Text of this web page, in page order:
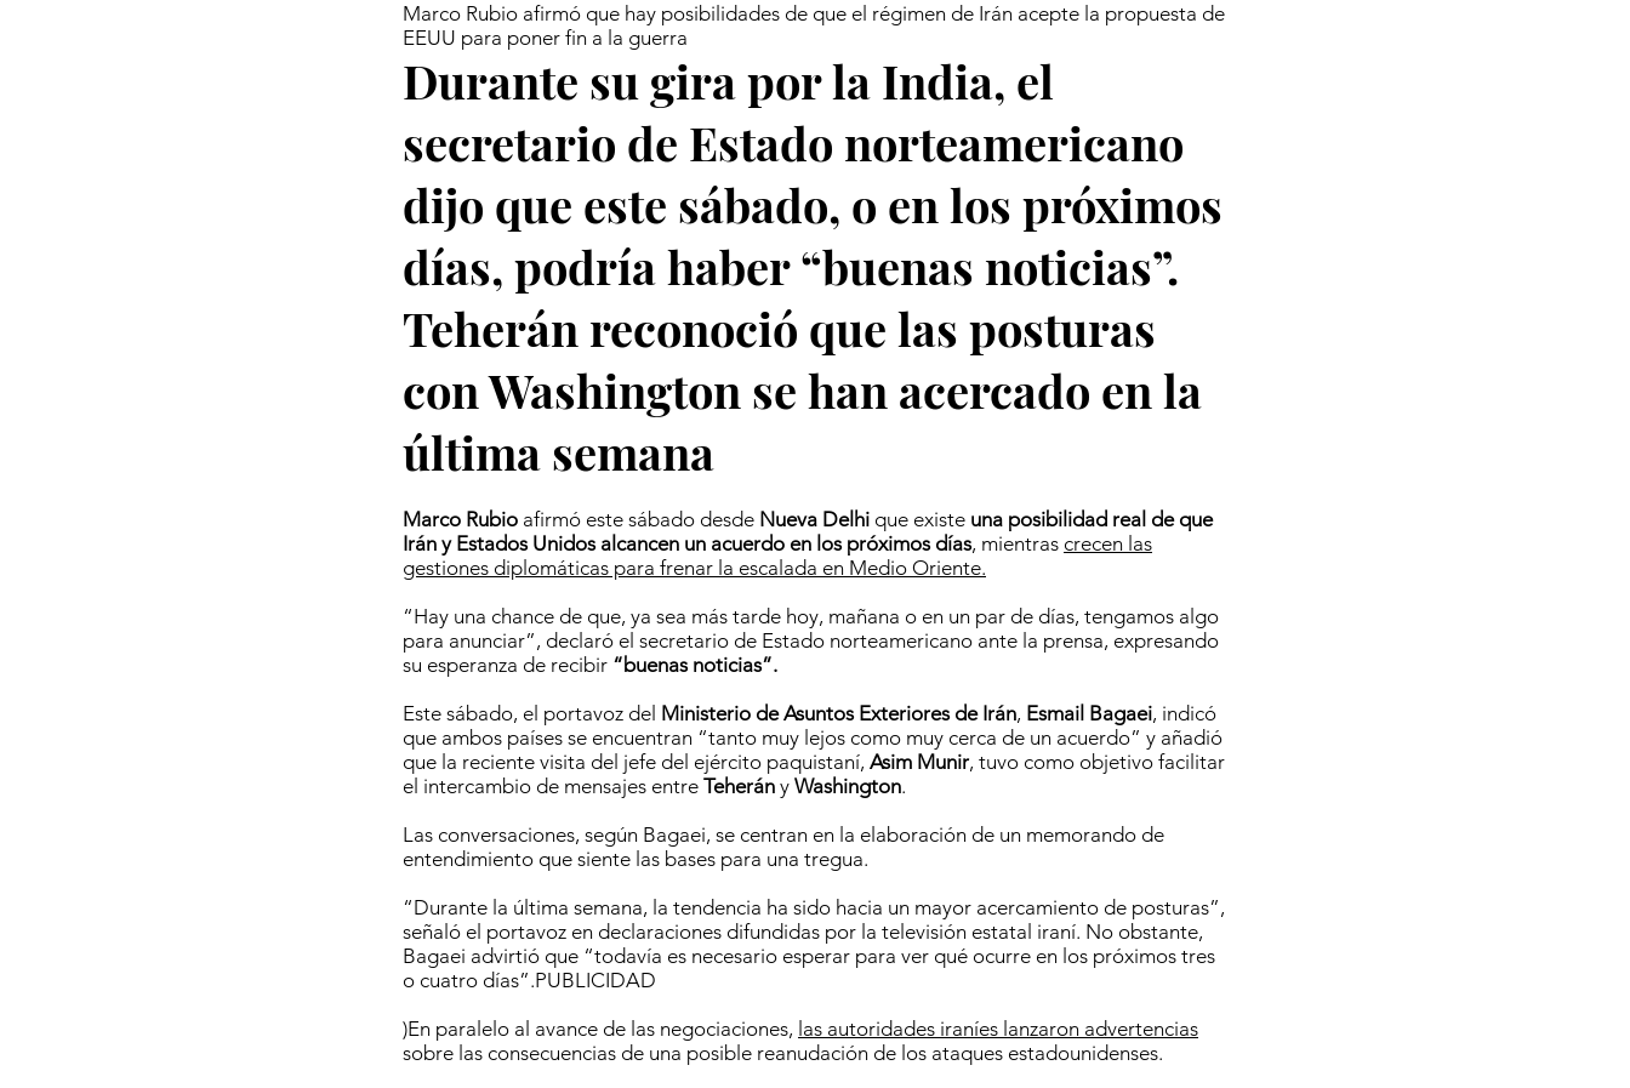
Marco Rubio afirmó que hay posibilidades de que el régimen de Irán acepte la propuesta de
EEUU para poner fin a la guerra
Durante su gira por la India, el
secretario de Estado norteamericano
dijo que este sábado, o en los próximos
días, podría haber “buenas noticias”.
Teherán reconoció que las posturas
con Washington se han acercado en la
última semana
Marco Rubio afirmó este sábado desde Nueva Delhi que existe una posibilidad real de que
Irán y Estados Unidos alcancen un acuerdo en los próximos días, mientras crecen las
gestiones diplomáticas para frenar la escalada en Medio Oriente.
“Hay una chance de que, ya sea más tarde hoy, mañana o en un par de días, tengamos algo
para anunciar”, declaró el secretario de Estado norteamericano ante la prensa, expresando
su esperanza de recibir “buenas noticias”.
Este sábado, el portavoz del Ministerio de Asuntos Exteriores de Irán, Esmail Bagaei, indicó
que ambos países se encuentran “tanto muy lejos como muy cerca de un acuerdo” y añadió
que la reciente visita del jefe del ejército paquistaní, Asim Munir, tuvo como objetivo facilitar
el intercambio de mensajes entre Teherán y Washington.
Las conversaciones, según Bagaei, se centran en la elaboración de un memorando de
entendimiento que siente las bases para una tregua.
“Durante la última semana, la tendencia ha sido hacia un mayor acercamiento de posturas”,
señaló el portavoz en declaraciones difundidas por la televisión estatal iraní. No obstante,
Bagaei advirtió que “todavía es necesario esperar para ver qué ocurre en los próximos tres
o cuatro días”.PUBLICIDAD
)En paralelo al avance de las negociaciones, las autoridades iraníes lanzaron advertencias
sobre las consecuencias de una posible reanudación de los ataques estadounidenses.